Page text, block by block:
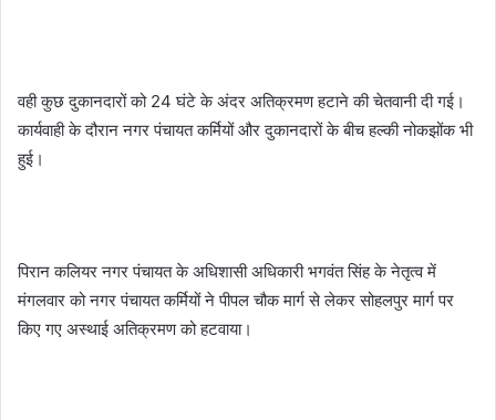
वही कुछ दुकानदारों को 24 घंटे के अंदर अतिक्रमण हटाने की चेतवानी दी गई।
कार्यवाही के दौरान नगर पंचायत कर्मियों और दुकानदारों के बीच हल्की नोकझोंक भी
हुई।
पिरान कलियर नगर पंचायत के अधिशासी अधिकारी भगवंत सिंह के नेतृत्व में
मंगलवार को नगर पंचायत कर्मियों ने पीपल चौक मार्ग से लेकर सोहलपुर मार्ग पर
किए गए अस्थाई अतिक्रमण को हटवाया।